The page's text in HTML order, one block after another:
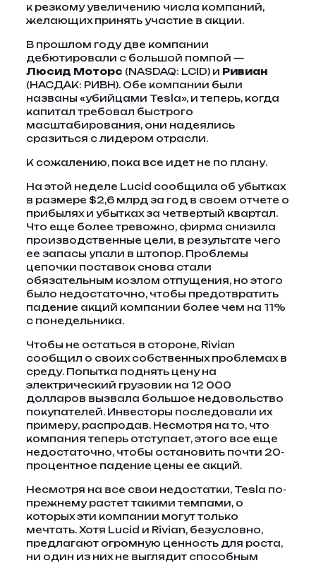
к резкому увеличению числа компаний,
желающих принять участие в акции.
В прошлом году две компании
дебютировали с большой помпой —
Люсид Моторс (NASDAQ: LCID) и Ривиан
(НАСДАК: РИВН). Обе компании были
названы «убийцами Tesla», и теперь, когда
капитал требовал быстрого
масштабирования, они надеялись
сразиться с лидером отрасли.
К сожалению, пока все идет не по плану.
На этой неделе Lucid сообщила об убытках
в размере $2,6 млрд за год в своем отчете о
прибылях и убытках за четвертый квартал.
Что еще более тревожно, фирма снизила
производственные цели, в результате чего
ее запасы упали в штопор. Проблемы
цепочки поставок снова стали
обязательным козлом отпущения, но этого
было недостаточно, чтобы предотвратить
падение акций компании более чем на 11%
с понедельника.
Чтобы не остаться в стороне, Rivian
сообщил о своих собственных проблемах в
среду. Попытка поднять цену на
электрический грузовик на 12 000
долларов вызвала большое недовольство
покупателей. Инвесторы последовали их
примеру, распродав. Несмотря на то, что
компания теперь отступает, этого все еще
недостаточно, чтобы остановить почти 20-
процентное падение цены ее акций.
Несмотря на все свои недостатки, Tesla по-
прежнему растет такими темпами, о
которых эти компании могут только
мечтать. Хотя Lucid и Rivian, безусловно,
предлагают огромную ценность для роста,
ни один из них не выглядит способным